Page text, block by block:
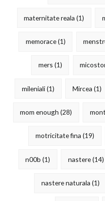
maternitate reala (1)
memorace(1)
mers (1)
mileniali(1) Mircea (1)
mom enough (28)
motricitate fina (19)
n00b (1) nastere(14)
nastere naturala (1)